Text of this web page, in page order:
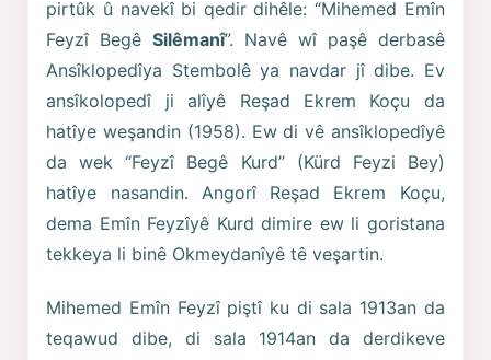
pirtûk û navekî bi qedir dihêle: “Mihemed Emîn
Feyzî BegêSilêmanî”. Navê wî paşê derbasê
Ansîklopedîya Stembolê ya navdar jî dibe. Ev
ansîkolopedî ji alîyê Reşad Ekrem Koçu da
hatîye weşandin (1958). Ew di vê ansîklopedîyê
da wek “Feyzî Begê Kurd” (Kürd Feyzi Bey)
hatîye nasandin. Angorî Reşad Ekrem Koçu,
dema Emîn Feyzîyê Kurd dimire ew li goristana
tekkeya li binê Okmeydanîyê tê veşartin.
Mihemed Emîn Feyzî piştî ku di sala 1913an da
teqawud dibe, di sala 1914an da derdikeve